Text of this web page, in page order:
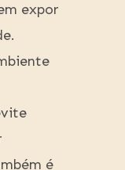
expor
é